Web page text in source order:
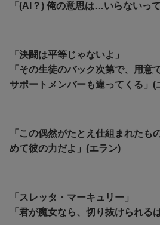
「(AI？) 俺の意思は…いらないっ
「決闘は平等じゃないよ」
「その生徒のバック次第で、用意
サポートメンバーも違ってくる」(
「この偶然がたとえ仕組まれた
めて彼の力だよ」(エラン)
「スレッタ・マーキュリー」
「君が魔女なら、切り抜けられる